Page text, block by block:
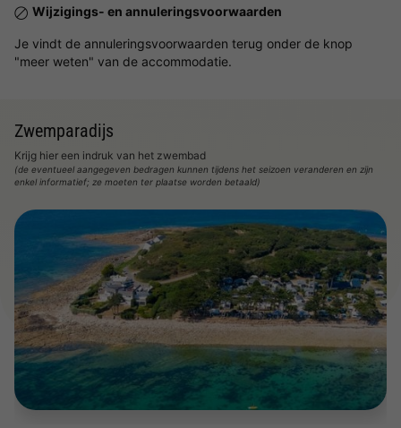
Wijzigings- en annuleringsvoorwaarden
Je vindt de annuleringsvoorwaarden terug onder de knop
"meer weten" van de accommodatie.
Zwemparadijs
Krijg hier een indruk van het zwembad
(de eventueel aangegeven bedragen kunnen tijdens het seizoen veranderen en zijn
enkel informatief; ze moeten ter plaatse worden betaald)